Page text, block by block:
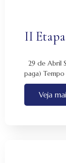
II
29 de Abril
paga)
Veja